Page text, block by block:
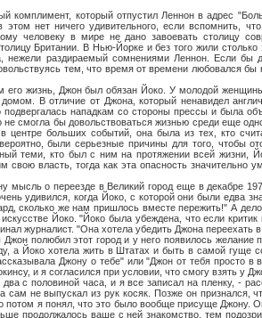
который отпустил Леннон в адрес
нет ничего удивительного, если вспомнить,
человеку в мире не дано завоевать столицу
Британии. В Нью-Йорке и без того жили столько
нежели раздираемый сомнениями Леннон. Если бы
тем, что время от времени любовался бы
Джон был обязан Йоко. У молодой женщины
В отличие от Джона, который ненавидел
подвергалась нападкам со стороны прессы и была
не смогла бы довольствоваться жизнью среди еще
центре больших событий, она была из тех, кто
были серьезные причины для того, чтобы
теми, кто был с ним на протяжении всей жизни,
свою власть, тогда как эта опасность значительно
о переезде в Великий город еще в декабре 1970
удивился, когда Йоко, с которой они были едва
сколько же нам пришлось вместе пережить!" А
Йоко. "Йоко была убеждена, что если
журналист. "Она хотела убедить Джона переехать
полюбил этот город и у него появилось желание
а Йоко хотела жить в Штатах и быть в самой гуще
Джону о тебе" или "Джон от тебя просто в
и я согласился при условии, что смогу взять у
часа, и я все записал на пленку, -
сам не выпускал из рук косяк. Позже он признался,
потом я понял, что это было вообще присуще Джону.
продолжалось ваше с ней знакомство, тем